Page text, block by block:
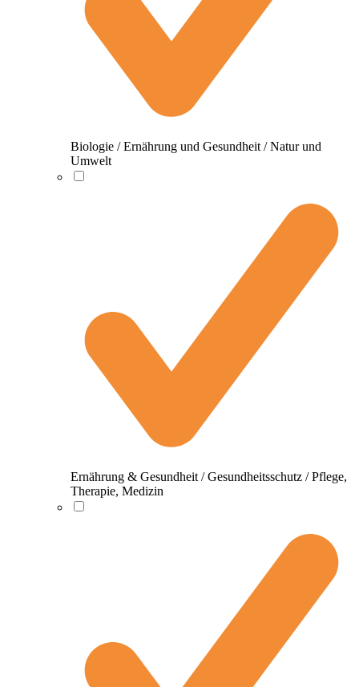
Biologie / Ernährung und Gesundheit / Natur und
Umwelt
Ernährung & Gesundheit / Gesundheitsschutz / Pflege,
Therapie, Medizin